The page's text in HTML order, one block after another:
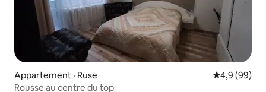
Appartement · Ruse Note
4,9 (99)
Rousse au centre du top